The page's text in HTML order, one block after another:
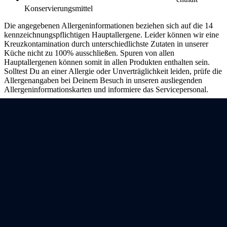
Konservierungsmittel
Die angegebenen Allergeninformationen beziehen sich auf die 14
kennzeichnungspflichtigen Hauptallergene. Leider können wir eine
Kreuzkontamination durch unterschiedlichste Zutaten in unserer
Küche nicht zu 100% ausschließen. Spuren von allen
Hauptallergenen können somit in allen Produkten enthalten sein.
Solltest Du an einer Allergie oder Unverträglichkeit leiden, prüfe die
Allergenangaben bei Deinem Besuch in unseren ausliegenden
Allergeninformationskarten und informiere das Servicepersonal.